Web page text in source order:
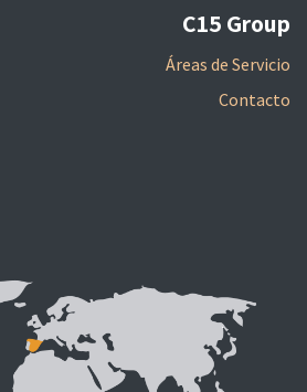
C15 Group
Áreas de Servicio
Contacto